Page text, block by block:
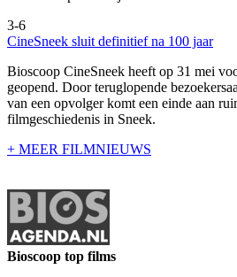
3-6
CineSneek sluit definitief na 100 jaar
Bioscoop CineSneek heeft op 31 mei
geopend. Door teruglopende
van een opvolger komt een einde aan
filmgeschiedenis in Sneek.
+ MEER FILMNIEUWS
Bioscoop top films